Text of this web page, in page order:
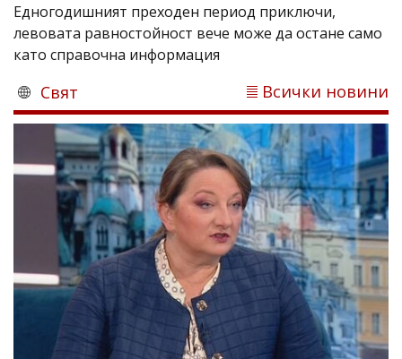
Едногодишният преходен период приключи,
левовата равностойност вече може да остане само
като справочна информация
Свят Всички новини